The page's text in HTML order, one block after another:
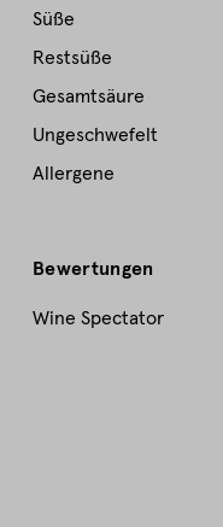
Süße
Restsüße
Gesamtsäure
Ungeschwefelt
Allergene
Bewertungen
Wine Spectator